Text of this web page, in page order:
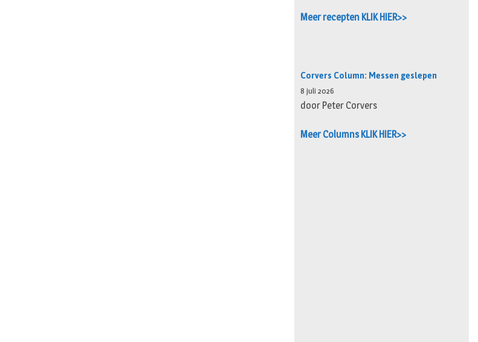
Meer recepten KLIK HIER>>
Corvers Column: Messen geslepen
8 juli 2026
door Peter Corvers
Meer Columns KLIK HIER>>